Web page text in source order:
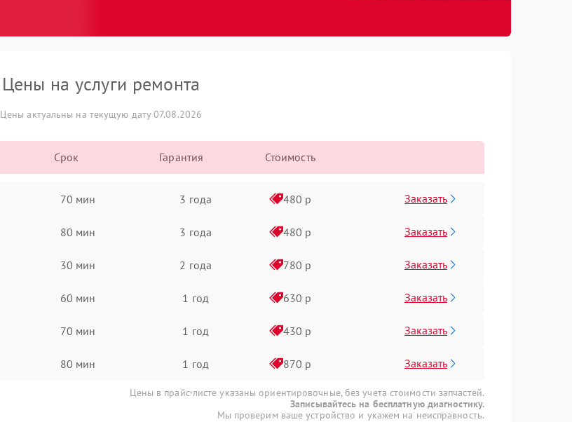
Цены на услуги ремонта
Цены актуальны на текущую дату 07.08.2026
Срок Гарантия Стоимость
70 мин 3 года 480 р Заказать
80 мин 3 года 480 р Заказать
30 мин 2 года 780 р Заказать
60 мин 1 год 630 р Заказать
70 мин 1 год 430 р Заказать
80 мин 1 год 870 р Заказать
Цены в прайс-листе указаны ориентировочные, без учета стоимости запчастей.
Записывайтесь на бесплатную диагностику.
Мы проверим ваше устройство и укажем на неисправность.